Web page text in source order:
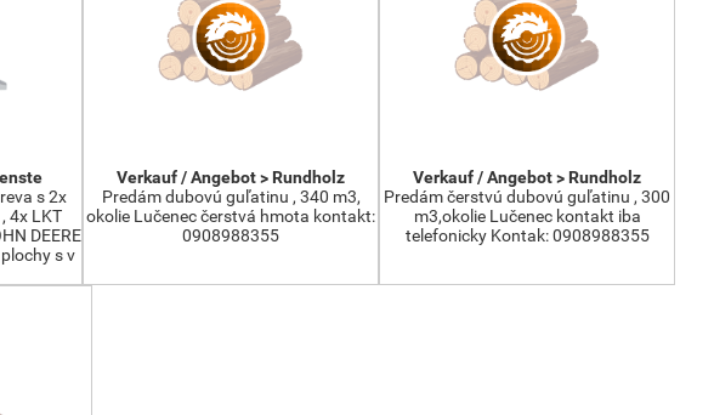
s 2x
4x LKT
DEERE
s v
Verkauf / Angebot > Rundholz
Predám dubovú guľatinu , 340 m3,
okolie Lučenec čerstvá hmota kontakt:
0908988355
Verkauf / Angebot > Rundholz
Predám čerstvú dubovú guľatinu , 300
m3,okolie Lučenec kontakt iba
telefonicky Kontak: 0908988355